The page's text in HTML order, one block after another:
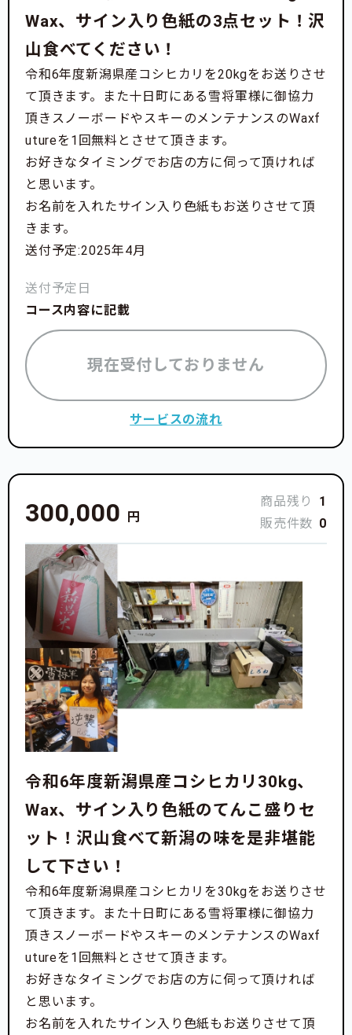
Wax、サイン入り色紙の3点セット！沢
山食べてください！
令和6年度新潟県産コシヒカリを20kgをお送りさせ
て頂きます。また十日町にある雪将軍様に御協力
頂きスノーボードやスキーのメンテナンスのWaxf
utureを1回無料とさせて頂きます。
お好きなタイミングでお店の方に伺って頂ければ
と思います。
お名前を入れたサイン入り色紙もお送りさせて頂
きます。
送付予定:2025年4月
送付予定日
コース内容に記載
現在受付しておりません
サービスの流れ
300,000 円
商品残り
1
販売件数 0
令和6年度新潟県産コシヒカリ30kg、
Wax、サイン入り色紙のてんこ盛りセ
ット！沢山食べて新潟の味を是非堪能
して下さい！
令和6年度新潟県産コシヒカリを30kgをお送りさせ
て頂きます。また十日町にある雪将軍様に御協力
頂きスノーボードやスキーのメンテナンスのWaxf
utureを1回無料とさせて頂きます。
お好きなタイミングでお店の方に伺って頂ければ
と思います。
お名前を入れたサイン入り色紙もお送りさせて頂